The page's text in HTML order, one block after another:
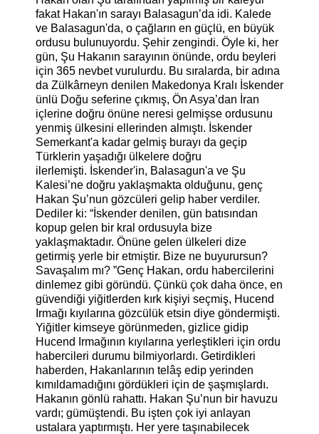
fakat Hakan'ın sarayı Balasagun’da idi. Kalede
ve Balasagun'da, o çağların en güçlü, en büyük
ordusu bulunuyordu. Şehir zengindi. Öyle ki, her
gün, Şu Hakanın sarayının önünde, ordu beyleri
için 365 nevbet vurulurdu. Bu sıralarda, bir adına
da Zülkârneyn denilen Makedonya Kralı İskender
ünlü Doğu seferine çıkmış, Ön Asya’dan İran
içlerine doğru önüne neresi gelmişse ordusunu
yenmiş ülkesini ellerinden almıştı. İskender
Semerkant'a kadar gelmiş burayı da geçip
Türklerin yaşadığı ülkelere doğru
ilerlemişti. İskender'in, Balasagun'a ve Şu
Kalesi’ne doğru yaklaşmakta olduğunu, genç
Hakan Şu’nun gözcüleri gelip haber verdiler.
Dediler ki: “İskender denilen, gün batısından
kopup gelen bir kral ordusuyla bize
yaklaşmaktadır. Önüne gelen ülkeleri dize
getirmiş yerle bir etmiştir. Bize ne buyurursun?
Savaşalım mı? ”Genç Hakan, ordu habercilerini
dinlemez gibi göründü. Çünkü çok daha önce, en
güvendiği yiğitlerden kırk kişiyi seçmiş, Hucend
Irmağı kıyılarına gözcülük etsin diye göndermişti.
Yiğitler kimseye görünmeden, gizlice gidip
Hucend Irmağının kıyılarına yerleştikleri için ordu
habercileri durumu bilmiyorlardı. Getirdikleri
haberden, Hakanlarının telâş edip yerinden
kımıldamadığını gördükleri için de şaşmışlardı.
Hakanın gönlü rahattı. Hakan Şu’nun bir havuzu
vardı; gümüştendi. Bu işten çok iyi anlayan
ustalara yaptırmıştı. Her yere taşınabilecek